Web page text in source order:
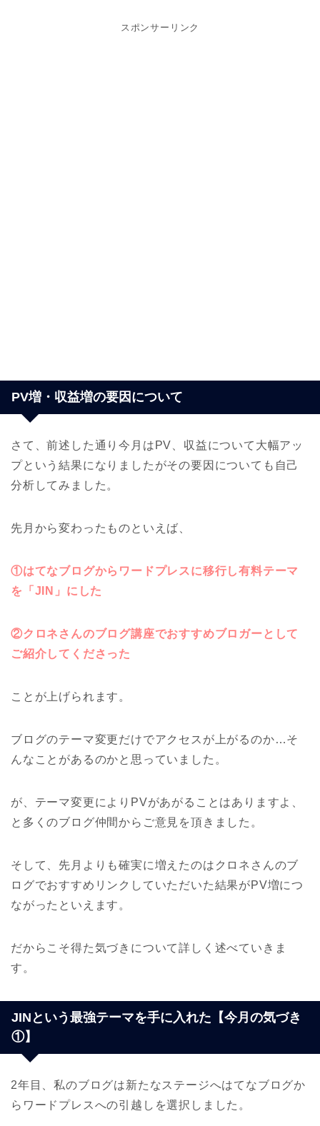
スポンサーリンク
PV増・収益増の要因について
さて、前述した通り今月はPV、収益について大幅アッ
プという結果になりましたがその要因についても自己
分析してみました。
先月から変わったものといえば、
①はてなブログからワードプレスに移行し有料テーマ
を「JIN」にした
②クロネさんのブログ講座でおすすめブロガーとして
ご紹介してくださった
ことが上げられます。
ブログのテーマ変更だけでアクセスが上がるのか…そ
んなことがあるのかと思っていました。
が、テーマ変更によりPVがあがることはありますよ、
と多くのブログ仲間からご意見を頂きました。
そして、先月よりも確実に増えたのはクロネさんのブ
ログでおすすめリンクしていただいた結果がPV増につ
ながったといえます。
だからこそ得た気づきについて詳しく述べていきま
す。
JINという最強テーマを手に入れた【今月の気づき
①】
2年目、私のブログは新たなステージへはてなブログか
らワードプレスへの引越しを選択しました。